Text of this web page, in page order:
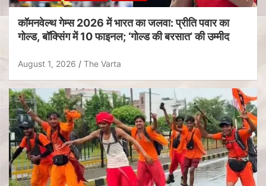
कॉमनवेल्थ गेम्स 2026 में भारत का जलवा: प्रीति पवार का
गोल्ड, बॉक्सिंग में 10 फाइनल; ‘गोल्ड की बरसात’ की उम्मीद
August 1, 2026 The Varta